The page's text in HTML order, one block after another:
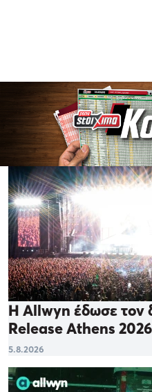
Η Allwyn έδωσε τον
Release Athens
5.8.2026